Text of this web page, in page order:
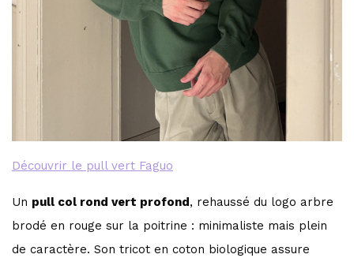
Découvrir le pull vert Faguo
Un pull col rond vert profond, rehaussé du logo arbre
brodé en rouge sur la poitrine : minimaliste mais plein
de caractère. Son tricot en coton biologique assure